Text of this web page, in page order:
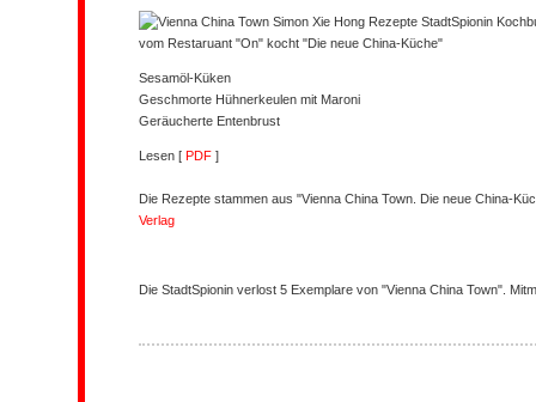
vom Restaruant "On" kocht "Die neue China-Küche"
Sesamöl-Küken
Geschmorte Hühnerkeulen mit Maroni
Geräucherte Entenbrust
Lesen [ PDF ]
Die Rezepte stammen aus "Vienna China Town. Die neue China-
Verlag
Die StadtSpionin verlost 5 Exemplare von "Vienna China Town".